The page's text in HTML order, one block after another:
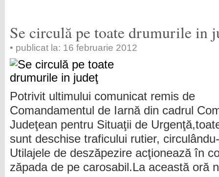
Se circulă pe toate drumurile in
• publicat la: 16 februarie 2012
Potrivit ultimului comunicat remis de
Comandamentul de Iarnă din cadrul
Judeţean pentru Situaţii de
sunt deschise traficului rutier,
Utilajele de deszăpezire acţionează în
zăpada de pe carosabil.La această oră